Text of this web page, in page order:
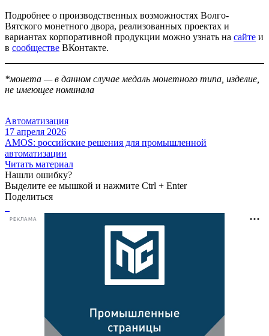
Подробнее о производственных возможностях Волго-
Вятского монетного двора, реализованных проектах и
вариантах корпоративной продукции можно узнать на сайте и
в сообществе ВКонтакте.
*монета — в данном случае медаль монетного типа, изделие,
не имеющее номинала
Автоматизация
17 апреля 2026
AMOS: российские решения для промышленной
автоматизации
Читать материал
Нашли ошибку?
Выделите ее мышкой и нажмите Ctrl + Enter
Поделиться
РЕКЛАМА